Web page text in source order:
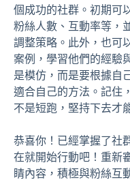
個成功的社群。初期可
粉絲人數、互動率等，
調整策略。此外，也可
案例，學習他們的經驗
是模仿，而是要根據自
適合自己的方法。記住
不是短跑，堅持下去才
恭喜你！已經掌握了社
在就開始行動吧！重新
睛內容，積極與粉絲互